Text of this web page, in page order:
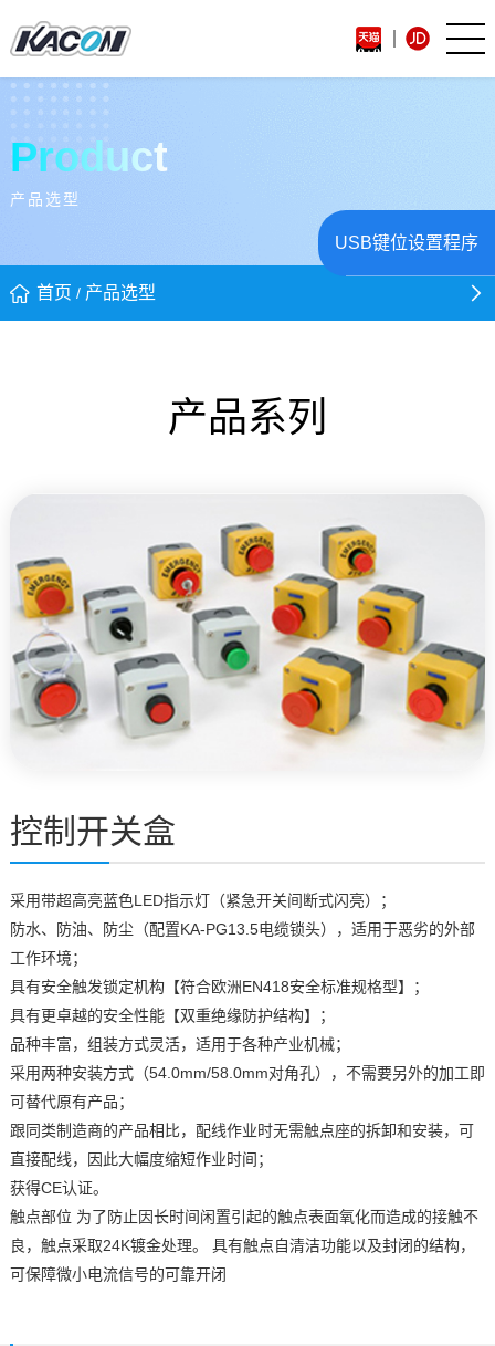
Product
产品选型
首页 / 产品选型
产品系列
控制开关盒
采用带超高亮蓝色LED指示灯（紧急开关间断式闪亮）；
防水、防油、防尘（配置KA-PG13.5电缆锁头），适用于恶劣的外部
工作环境；
具有安全触发锁定机构【符合欧洲EN418安全标准规格型】；
具有更卓越的安全性能【双重绝缘防护结构】；
品种丰富，组装方式灵活，适用于各种产业机械；
采用两种安装方式（54.0mm/58.0mm对角孔），不需要另外的加工即
可替代原有产品；
跟同类制造商的产品相比，配线作业时无需触点座的拆卸和安装，可
直接配线，因此大幅度缩短作业时间；
获得CE认证。
触点部位 为了防止因长时间闲置引起的触点表面氧化而造成的接触不
良，触点采取24K镀金处理。 具有触点自清洁功能以及封闭的结构，
可保障微小电流信号的可靠开闭
USB键位设置程序